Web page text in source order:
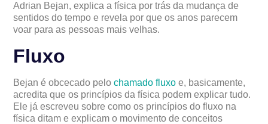
Adrian Bejan, explica a física por trás da mudança de
sentidos do tempo e revela por que os anos parecem
voar para as pessoas mais velhas.
Fluxo
Bejan é obcecado pelochamado fluxo e, basicamente,
acredita que os princípios da física podem explicar tudo.
Ele já escreveu sobre como os princípios do fluxo na
física ditam e explicam o movimento de conceitos